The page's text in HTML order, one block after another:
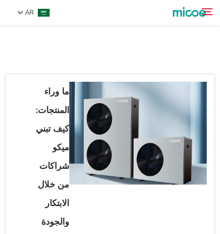
AR
الدعم والخدمات
مركز الإعلام
اتصل بنا
ما وراء
المنتجات:
كيف تبني
ميكو
شراكات
من خلال
الابتكار
والجودة